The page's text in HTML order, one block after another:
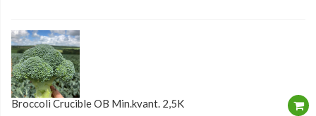
Broccoli Crucible OB Min.kvant. 2,5K